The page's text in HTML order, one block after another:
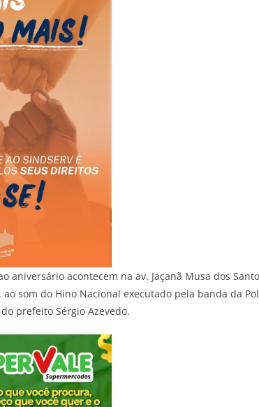
aniversário acontecem na av. Jaçanã Musa dos
som do Hino Nacional executado pela banda da
prefeito Sérgio Azevedo.